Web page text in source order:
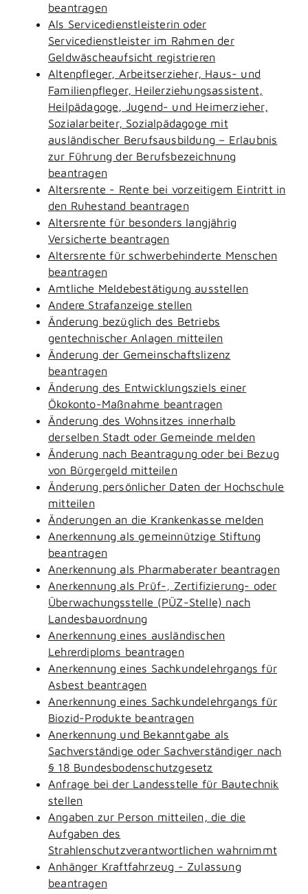
beantragen
Als Servicedienstleisterin oder
Servicedienstleister im Rahmen der
Geldwäscheaufsicht registrieren
Altenpfleger, Arbeitserzieher, Haus- und
Familienpfleger, Heilerziehungsassistent,
Heilpädagoge, Jugend- und Heimerzieher,
Sozialarbeiter, Sozialpädagoge mit
ausländischer Berufsausbildung – Erlaubnis
zur Führung der Berufsbezeichnung
beantragen
Altersrente - Rente bei vorzeitigem Eintritt in
den Ruhestand beantragen
Altersrente für besonders langjährig
Versicherte beantragen
Altersrente für schwerbehinderte Menschen
beantragen
Amtliche Meldebestätigung ausstellen
Andere Strafanzeige stellen
Änderung bezüglich des Betriebs
gentechnischer Anlagen mitteilen
Änderung der Gemeinschaftslizenz
beantragen
Änderung des Entwicklungsziels einer
Ökokonto-Maßnahme beantragen
Änderung des Wohnsitzes innerhalb
derselben Stadt oder Gemeinde melden
Änderung nach Beantragung oder bei Bezug
von Bürgergeld mitteilen
Änderung persönlicher Daten der Hochschule
mitteilen
Änderungen an die Krankenkasse melden
Anerkennung als gemeinnützige Stiftung
beantragen
Anerkennung als Pharmaberater beantragen
Anerkennung als Prüf-, Zertifizierung- oder
Überwachungsstelle (PÜZ-Stelle) nach
Landesbauordnung
Anerkennung eines ausländischen
Lehrerdiploms beantragen
Anerkennung eines Sachkundelehrgangs für
Asbest beantragen
Anerkennung eines Sachkundelehrgangs für
Biozid-Produkte beantragen
Anerkennung und Bekanntgabe als
Sachverständige oder Sachverständiger nach
§ 18 Bundesbodenschutzgesetz
Anfrage bei der Landesstelle für Bautechnik
stellen
Angaben zur Person mitteilen, die die
Aufgaben des
Strahlenschutzverantwortlichen wahrnimmt
Anhänger Kraftfahrzeug - Zulassung
beantragen